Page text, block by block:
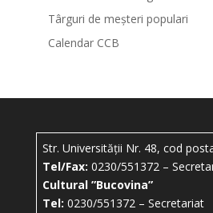
Târguri de meșteri populari
Calendar CCB
Str. Universității Nr. 48, cod
Tel/Fax: 0230/551372 –
Cultural ”Bucovina”
Tel: 0230/551372 – Secretariat